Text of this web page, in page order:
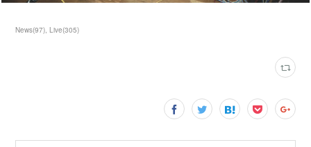
News(97) Live(305)